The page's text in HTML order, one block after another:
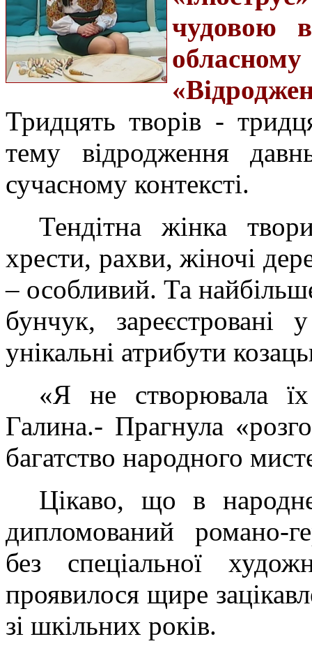
чудовою
Тридцять творів -
тему відродження
сучасному контексті.
Тендітна жінка
хрести, рахви, жіночі
– особливий. Та
бунчук,
унікальні атрибути
«Я не створювала
Галина.- Прагнула
багатство народного
Цікаво, що в
дипломований романо-
без спеціальної
проявилося щире
зі шкільних років.